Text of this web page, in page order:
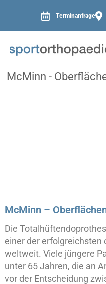
Terminanfrage
McMinn -
McMinn –
Die
einer der erfolgreichsten
weltweit. Viele jüngere
unter 65 Jahren, die an
vor der Entscheidung